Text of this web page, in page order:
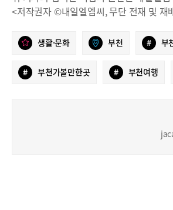
<저작권자 ©내일엘엠씨, 무단 전재 및 재
생활·문화 부천 # 부
# 부천가볼만한곳 # 부천여행